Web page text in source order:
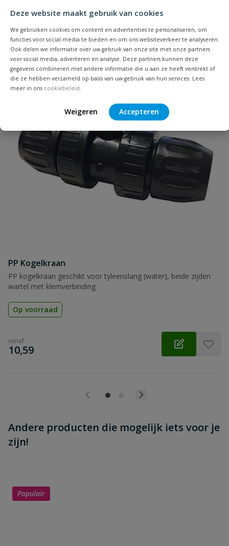
Deze website maakt gebruik van cookies
We gebruiken cookies om content en advertenties te personaliseren, om
functies voor social media te bieden en om ons websiteverkeer te analyseren.
Ook delen we informatie over uw gebruik van onze site met onze partners
voor social media, adverteren en analyse. Deze partners kunnen deze
gegevens combineren met andere informatie die u aan ze heeft verstrekt of
die ze hebben verzameld op basis van uw gebruik van hun services. Lees
meer in ons cookiebeleid
Weigeren Accepteren
Je beoordeelt:VDL tyleen T-stuk 90° verloop 50 x
40 x 50 mm
Uw waardering:
Naam
Samenvatting
Beoordeling versturen
PP Kogelkraan
PP kogelkraan geschikt voor tyleenslang (water), beide zijden
wartel met klemverbinding
Op voorraad
vanaf
€
10,59
Andere producten die mogelijk iets voor je
zijn!
Populair